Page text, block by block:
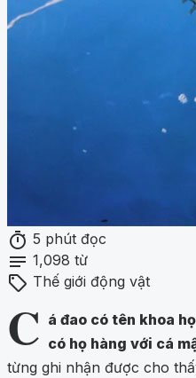
timer 5 phút đọc
notes 1,098 từ
sell Thế giới động vật
C á đao có tên khoa
có họ hàng với cá
từng ghi nhận được cho